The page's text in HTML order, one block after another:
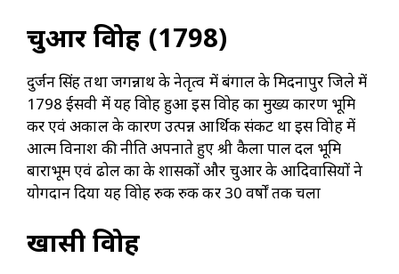
चुआर विद्रोह (1798)
दुर्जन सिंह तथा जगन्नाथ के नेतृत्व में बंगाल के मिदनापुर जिले में
1798 ईसवी में यह विद्रोह हुआ इस विद्रोह का मुख्य कारण भूमि
कर एवं अकाल के कारण उत्पन्न आर्थिक संकट था इस विद्रोह में
आत्म विनाश की नीति अपनाते हुए श्री कैला पाल दल भूमि
बाराभूम एवं ढोल का के शासकों और चुआर के आदिवासियों ने
योगदान दिया यह विद्रोह रुक रुक कर 30 वर्षों तक चला
खासी विद्रोह